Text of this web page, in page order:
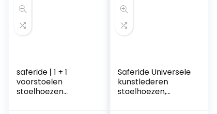
saferide | 1 + 1
voorstoelen
stoelhoezen
Saferide Universele
kunstlederen
stoelhoezen,